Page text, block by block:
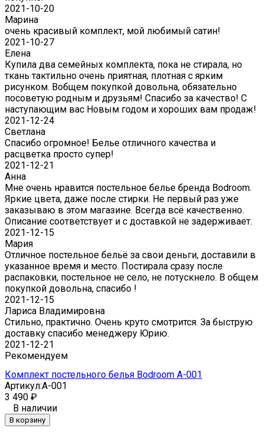
2021-10-20
Марина
очень красивый комплект, мой любимый сатин!
2021-10-27
Елена
Купила два семейных комплекта, пока не стирала, но
ткань тактильно очень приятная, плотная с ярким
рисунком. Вобщем покупкой довольна, обязательно
посоветую родным и друзьям! Спасибо за качество! С
наступающим вас Новым годом и хороших вам продаж!
2021-12-24
Светлана
Спасибо огромное! Белье отличного качества и
расцветка просто супер!
2021-12-21
Анна
Мне очень нравится постельное белье бренда Bodroom.
Яркие цвета, даже после стирки. Не первый раз уже
заказываю в этом магазине. Всегда всё качественно.
Описание соответствует и с доставкой не задерживает.
2021-12-15
Мария
Отличное постельное бельё за свои деньги, доставили в
указанное время и место. Постирала сразу после
распаковки, постельное не село, не потускнело. В общем
покупкой довольна, спасибо !
2021-12-15
Лариса Владимировна
Стильно, практично. Очень круто смотрится. За быструю
доставку спасибо менеджеру Юрию.
2021-12-21
Рекомендуем
Комплект постельного белья Bodroom A-001
Артикул:A-001
3 490 ₽
В наличии
В корзину